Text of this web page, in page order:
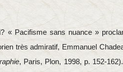
« Pacifisme sans nuance »
très admiratif, Emmanuel
, Paris, Plon, 1998, p. 152-